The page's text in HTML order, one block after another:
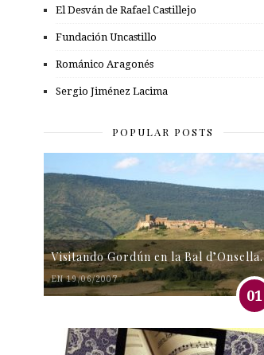
El Desván de Rafael Castillejo
Fundación Uncastillo
Románico Aragonés
Sergio Jiménez Lacima
POPULAR POSTS
Visitando Gordún en la Bal d’Onsella.
EN 19/06/2007
01